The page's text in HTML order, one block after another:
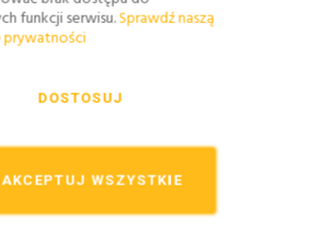
funkcji serwisu.Sprawdź naszą
WSZYSTKIE
DOSTOSUJ